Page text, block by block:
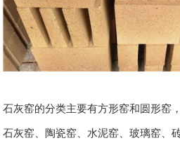
石灰窑的分类主要有方形窑和圆形窑
石灰窑、陶瓷窑、水泥窑、玻璃窑、